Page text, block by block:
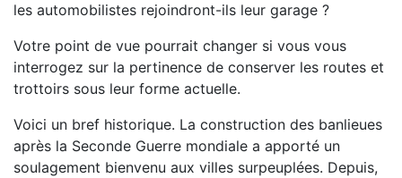
les automobilistes rejoindront-ils leur garage ?
Votre point de vue pourrait changer si vous vous
interrogez sur la pertinence de conserver les routes et
trottoirs sous leur forme actuelle.
Voici un bref historique. La construction des banlieues
après la Seconde Guerre mondiale a apporté un
soulagement bienvenu aux villes surpeuplées. Depuis,